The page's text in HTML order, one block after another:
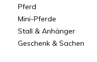
Pferd
Mini-Pferde
Stall & Anhänger
Geschenk & Sachen